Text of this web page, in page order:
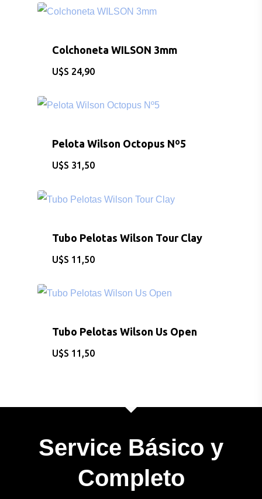
Colchoneta WILSON 3mm
$ 24,90
Pelota Wilson Octopus Nº5
$ 31,50
Tubo Pelotas Wilson Tour Clay
$ 11,50
Tubo Pelotas Wilson Us Open
$ 11,50
Service Básico y
Completo